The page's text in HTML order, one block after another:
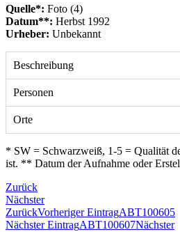
Quelle*: Foto (4)
Datum**: Herbst 1992
Urheber: Unbekannt
Beschreibung
Personen
Orte
* SW = Schwarzweiß, 1-5 = Qualität
ist. ** Datum der Aufnahme oder
Zurück
Nächster
ZurückVorheriger EintragABT100605
Nächster EintragABT100607Nächster